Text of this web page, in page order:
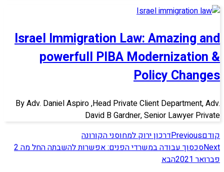
Israel Immigration Law: Amazing and
powerfull PIBA Modernization &
Policy Changes
By Adv. Daniel Aspiro ,Head Private Client Department, Adv.
David B Gardner, Senior Lawyer Private
קודםPreviousדרכון ירוק למחוסני הקורונה
Next
סכסוך עבודה במשרדי הפנים: אפשרות להשבתה החל מה 2
פברואר 2021
הבא